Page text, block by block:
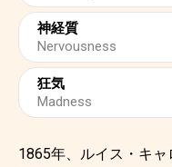
神経質
Nervousness
狂気
Madness
1865年、ルイス・キ